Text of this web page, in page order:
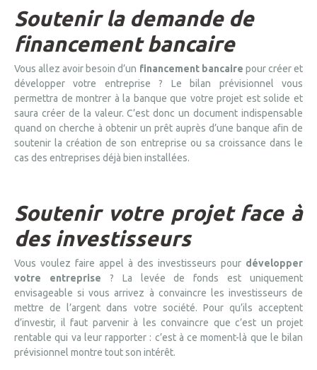
Soutenir la demande de
financement bancaire
Vous allez avoir besoin d’un financement bancaire pour créer et
développer votre entreprise ? Le bilan prévisionnel vous
permettra de montrer à la banque que votre projet est solide et
saura créer de la valeur. C’est donc un document indispensable
quand on cherche à obtenir un prêt auprès d’une banque afin de
soutenir la création de son entreprise ou sa croissance dans le
cas des entreprises déjà bien installées.
Soutenir votre projet face à
des investisseurs
Vous voulez faire appel à des investisseurs pour développer
votre entreprise ? La levée de fonds est uniquement
envisageable si vous arrivez à convaincre les investisseurs de
mettre de l’argent dans votre société. Pour qu’ils acceptent
d’investir, il faut parvenir à les convaincre que c’est un projet
rentable qui va leur rapporter : c’est à ce moment-là que le bilan
prévisionnel montre tout son intérêt.